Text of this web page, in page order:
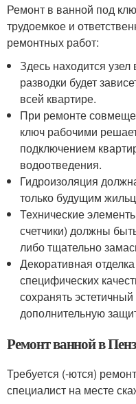
Ремонт в ванной под
трудоемкое и
ремонтных работ:
Здесь находится
разводки будет
всей квартире.
При ремонте
ключ рабочими
подключением
водоотведения.
Гидроизоляция
только будущим
Технические
счетчики) должны
либо тщательно
Декоративная
специфических
сохранять
дополнительную
Ремонт ванной в
Требуется (-ются)
специалист на месте